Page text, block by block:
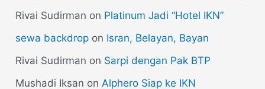
Rivai Sudirman on Platinum Jadi “Hotel IKN”
sewa backdrop on Isran, Belayan, Bayan
Rivai Sudirman on Sarpi dengan Pak BTP
Mushadi Iksan on Alphero Siap ke IKN